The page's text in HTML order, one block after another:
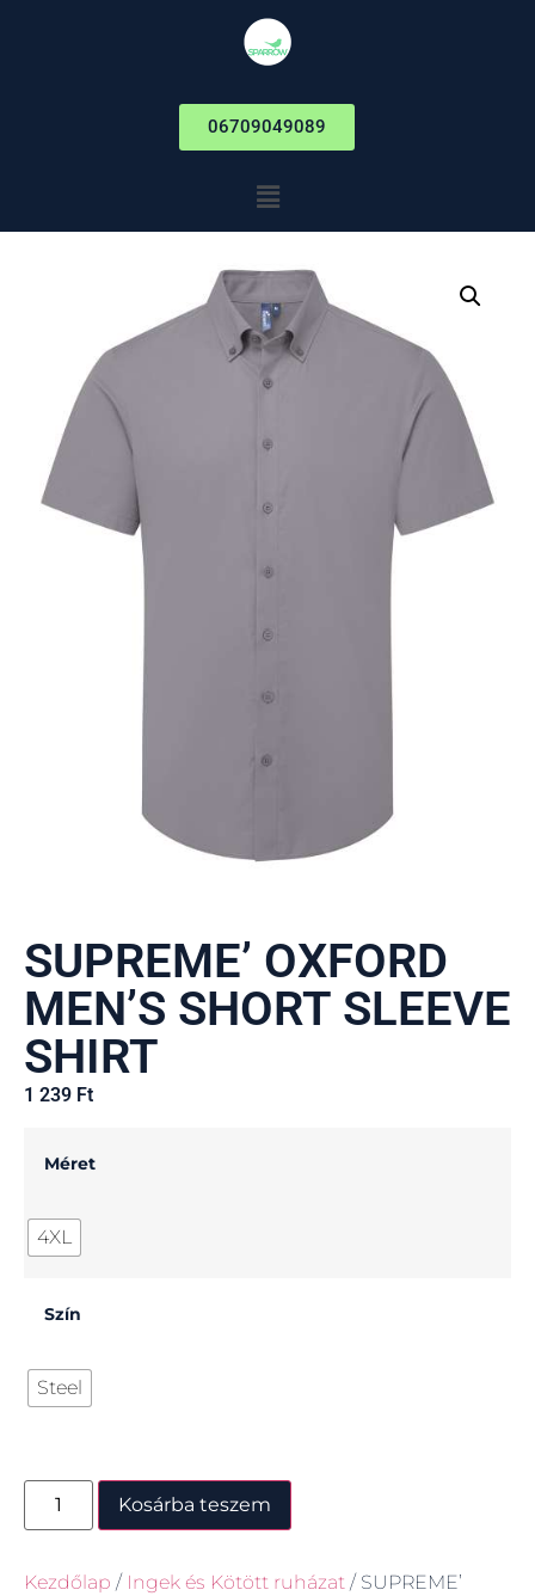
06709049089
SUPREME’ OXFORD
MEN’S SHORT SLEEVE
SHIRT
1 239 Ft
Méret
4XL
Szín
Steel
Kosárba teszem
Kezdőlap / Ingek és Kötött ruházat / SUPREME’